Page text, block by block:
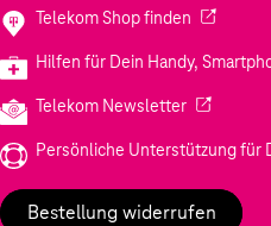
Telekom Shop finden (Wird in
Hilfen für Dein Handy,
Telekom Newsletter(Wird in
Persönliche Unterstützung für
Bestellung widerrufen